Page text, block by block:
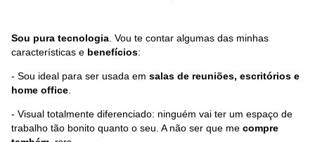
Sou pura tecnologia . Vou te contar algumas das minhas
características e benefícios:
- Sou ideal para ser usada em salas de reuniões, escritórios e
home office
- Visual totalmente diferenciado: ninguém vai ter um espaço de
trabalho tão bonito quanto o seu. A não ser que me compre